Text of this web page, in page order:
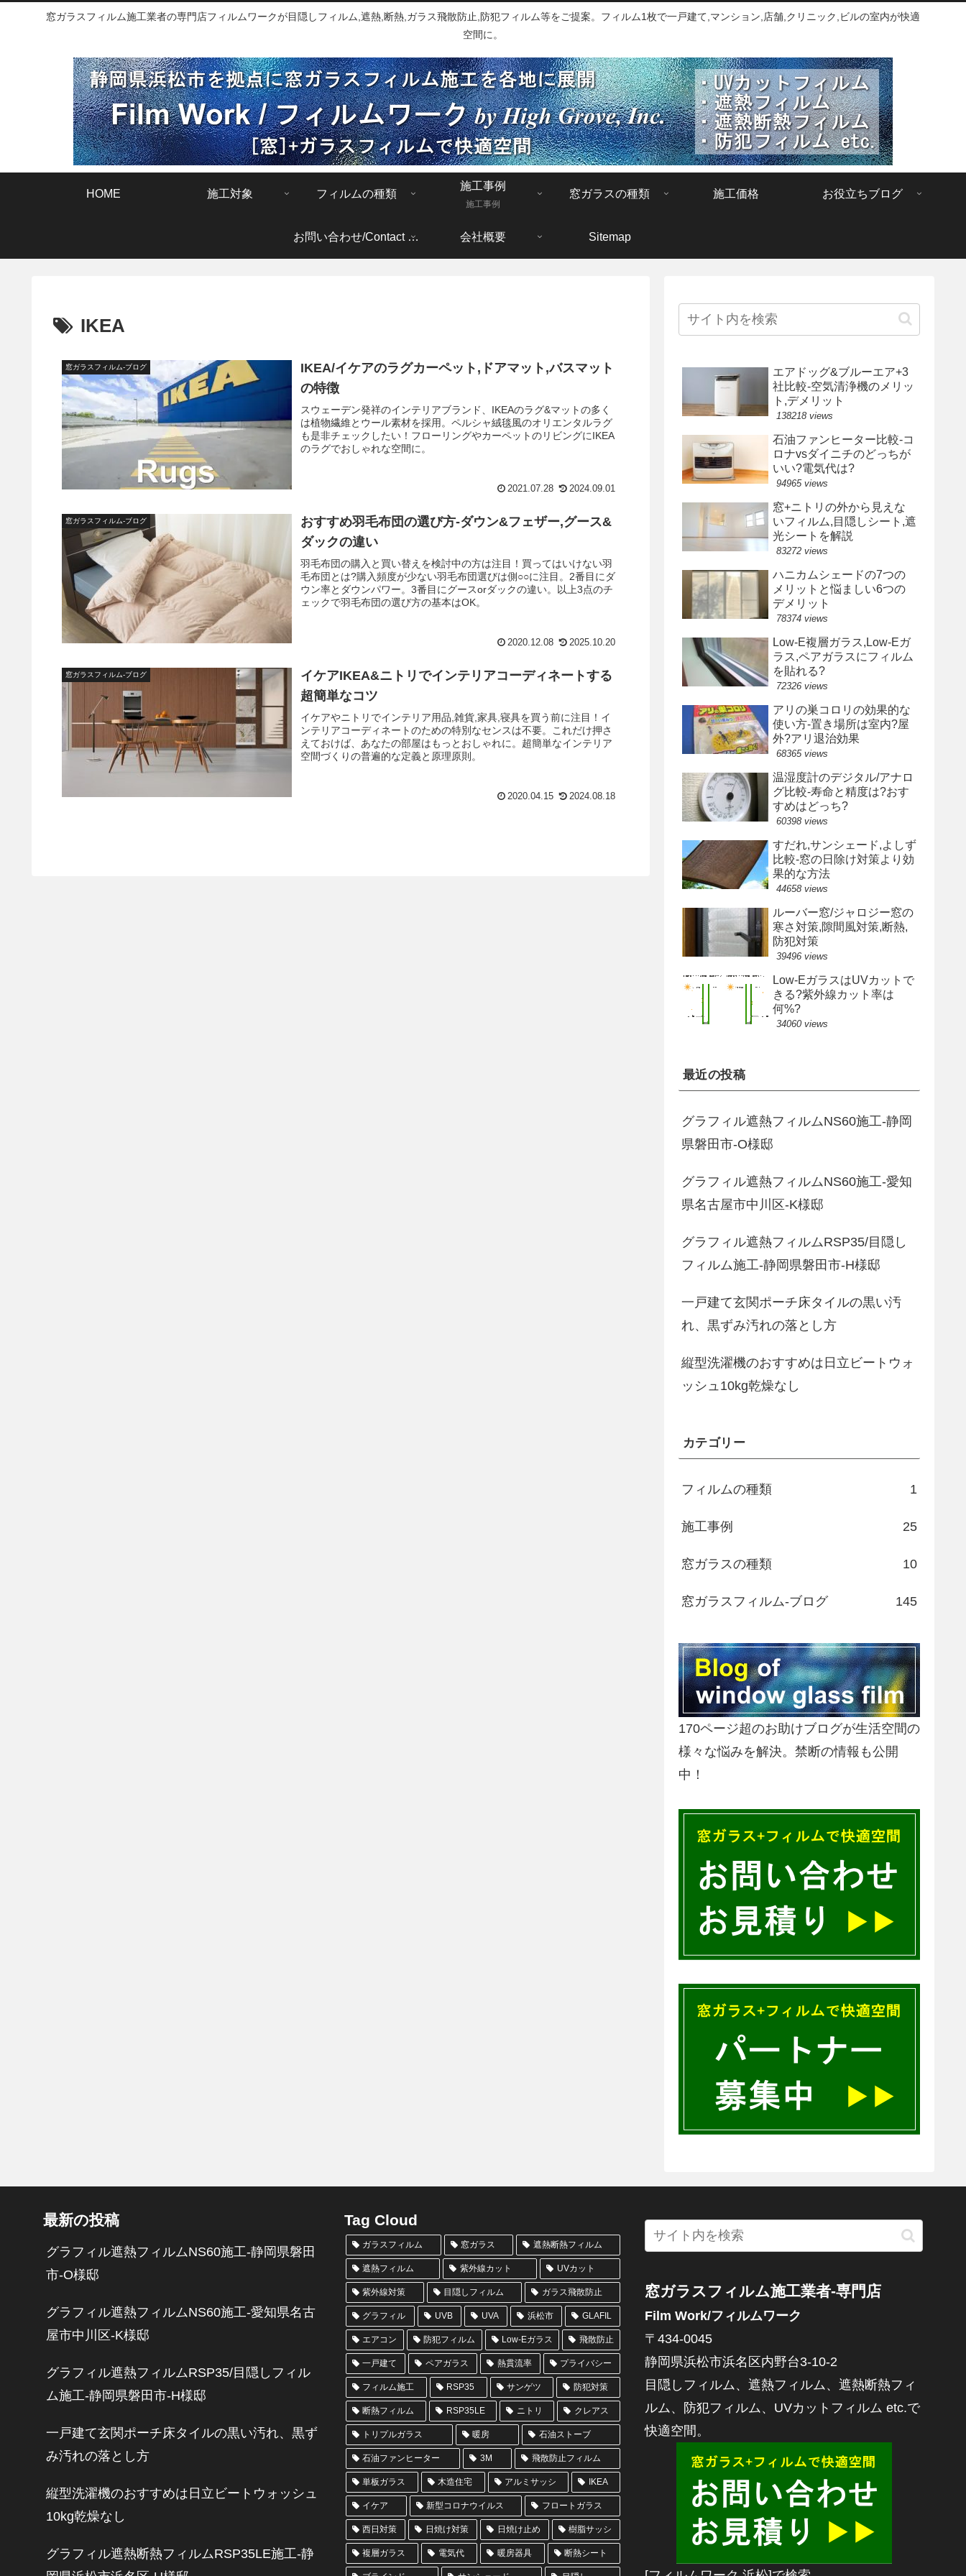
窓ガラスフィルム施工業者の専門店フィルムワークが目隠しフィルム,遮熱,断熱,ガラス飛散防止,防犯フィルム等をご提案。フィルム1枚で一戸建て,マンション,店舗,クリニック,ビルの室内が快適
空間に。
HOME 施工対象 フィルムの種類
施工事例
施工事例
窓ガラスの種類 施工価格 お役立ちブログ
お問い合わせ/Contact form 会社概要 Sitemap
IKEA
窓ガラスフィルム-ブログ
IKEA/イケアのラグカーペット,ドアマット,バスマット
の特徴
スウェーデン発祥のインテリアブランド、IKEAのラグ&マットの多く
は植物繊維とウール素材を採用。ペルシャ絨毯風のオリエンタルラグ
も是非チェックしたい！フローリングやカーペットのリビングにIKEA
のラグでおしゃれな空間に。
2021.07.28 2024.09.01
窓ガラスフィルム-ブログ
おすすめ羽毛布団の選び方-ダウン&フェザー,グース&
ダックの違い
羽毛布団の購入と買い替えを検討中の方は注目！買ってはいけない羽
毛布団とは?購入頻度が少ない羽毛布団選びは側○○に注目。2番目にダ
ウン率とダウンパワー。3番目にグースorダックの違い。以上3点のチ
ェックで羽毛布団の選び方の基本はOK。
2020.12.08 2025.10.20
窓ガラスフィルム-ブログ
イケアIKEA&ニトリでインテリアコーディネートする
超簡単なコツ
イケアやニトリでインテリア用品,雑貨,家具,寝具を買う前に注目！イ
ンテリアコーディネートのための特別なセンスは不要。これだけ押さ
えておけば、あなたの部屋はもっとおしゃれに。超簡単なインテリア
空間づくりの普遍的な定義と原理原則。
2020.04.15 2024.08.18
エアドッグ&ブルーエア+3
社比較-空気清浄機のメリッ
ト,デメリット
138218 views
石油ファンヒーター比較-コ
ロナvsダイニチのどっちが
いい?電気代は?
94965 views
窓+ニトリの外から見えな
いフィルム,目隠しシート,遮
光シートを解説
83272 views
ハニカムシェードの7つの
メリットと悩ましい6つの
デメリット
78374 views
Low-E複層ガラス,Low-Eガ
ラス,ペアガラスにフィルム
を貼れる?
72326 views
アリの巣コロリの効果的な
使い方-置き場所は室内?屋
外?アリ退治効果
68365 views
温湿度計のデジタル/アナロ
グ比較-寿命と精度は?おす
すめはどっち?
60398 views
すだれ,サンシェード,よしず
比較-窓の日除け対策より効
果的な方法
44658 views
ルーバー窓/ジャロジー窓の
寒さ対策,隙間風対策,断熱,
防犯対策
39496 views
Low-EガラスはUVカットで
きる?紫外線カット率は
何%?
34060 views
最近の投稿
グラフィル遮熱フィルムNS60施工-静岡
県磐田市-O様邸
グラフィル遮熱フィルムNS60施工-愛知
県名古屋市中川区-K様邸
グラフィル遮熱フィルムRSP35/目隠し
フィルム施工-静岡県磐田市-H様邸
一戸建て玄関ポーチ床タイルの黒い汚
れ、黒ずみ汚れの落とし方
縦型洗濯機のおすすめは日立ビートウォ
ッシュ10kg乾燥なし
カテゴリー
フィルムの種類 1
施工事例 25
窓ガラスの種類 10
窓ガラスフィルム-ブログ 145
170ページ超のお助けブログが生活空間の
様々な悩みを解決。禁断の情報も公開
中！
最新の投稿
グラフィル遮熱フィルムNS60施工-静岡県磐田
市-O様邸
グラフィル遮熱フィルムNS60施工-愛知県名古
屋市中川区-K様邸
グラフィル遮熱フィルムRSP35/目隠しフィル
ム施工-静岡県磐田市-H様邸
一戸建て玄関ポーチ床タイルの黒い汚れ、黒ず
み汚れの落とし方
縦型洗濯機のおすすめは日立ビートウォッシュ
10kg乾燥なし
グラフィル遮熱断熱フィルムRSP35LE施工-静
Tag Cloud
ガラスフィルム 窓ガラス 遮熱断熱フィルム
遮熱フィルム 紫外線カット UVカット
紫外線対策 目隠しフィルム ガラス飛散防止
グラフィル UVB UVA 浜松市 GLAFIL
エアコン 防犯フィルム Low-Eガラス 飛散防止
一戸建て ペアガラス 熱貫流率 プライバシー
フィルム施工 RSP35 サンゲツ 防犯対策
断熱フィルム RSP35LE ニトリ クレアス
トリプルガラス 暖房 石油ストーブ
石油ファンヒーター 3M 飛散防止フィルム
単板ガラス 木造住宅 アルミサッシ IKEA
イケア 新型コロナウイルス フロートガラス
西日対策 日焼け対策 日焼け止め 樹脂サッシ
複層ガラス 電気代 暖房器具 断熱シート
窓ガラスフィルム施工業者-専門店
Film Work/フィルムワーク
〒434-0045
静岡県浜松市浜名区内野台3-10-2
目隠しフィルム、遮熱フィルム、遮熱断熱フィ
ルム、防犯フィルム、UVカットフィルム etc.で
快適空間。